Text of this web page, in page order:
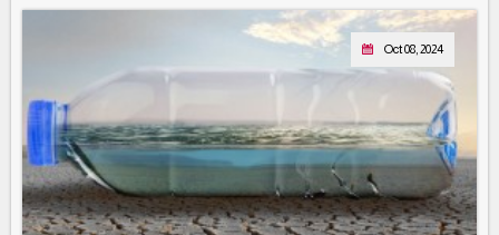
Oct 08, 2024